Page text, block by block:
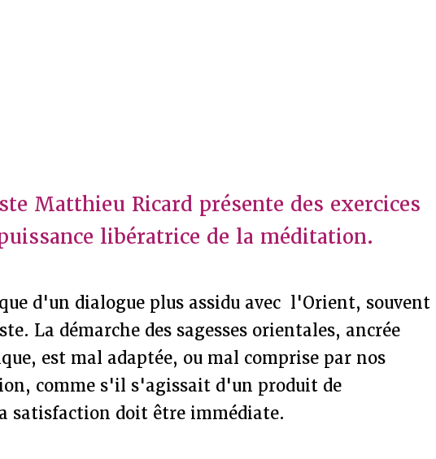
Matthieu Ricard présente des exercices
libératrice de la méditation.
d'un dialogue plus assidu avec l'Orient, souvent
La démarche des sagesses orientales, ancrée
est mal adaptée, ou mal comprise par nos
comme s'il s'agissait d'un produit de
satisfaction doit être immédiate.